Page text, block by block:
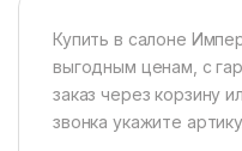
Купить в салоне
выгодным ценам, с
заказ через корзину
звонка укажите